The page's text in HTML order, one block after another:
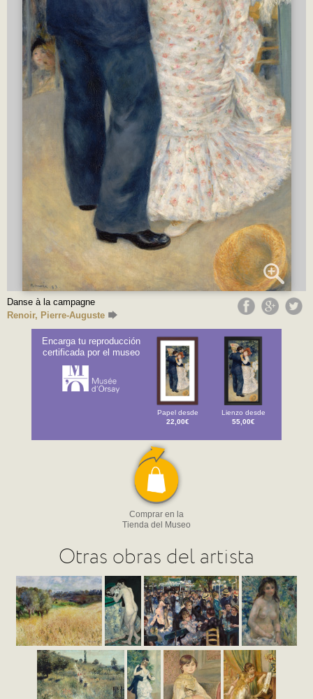
Danse à la campagne
Renoir, Pierre-Auguste
Encarga tu reproducción
certificada por el museo
Papel desde
22,00€
Lienzo desde
55,00€
Comprar en la
Tienda del Museo
Otras obras del artista